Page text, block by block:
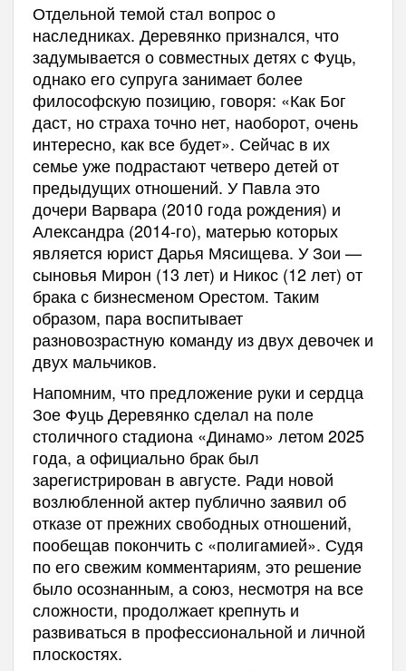
Отдельной темой стал вопрос о
наследниках. Деревянко признался, что
задумывается о совместных детях с Фуць,
однако его супруга занимает более
философскую позицию, говоря: «Как Бог
даст, но страха точно нет, наоборот, очень
интересно, как все будет». Сейчас в их
семье уже подрастают четверо детей от
предыдущих отношений. У Павла это
дочери Варвара (2010 года рождения) и
Александра (2014-го), матерью которых
является юрист Дарья Мясищева. У Зои —
сыновья Мирон (13 лет) и Никос (12 лет) от
брака с бизнесменом Орестом. Таким
образом, пара воспитывает
разновозрастную команду из двух девочек и
двух мальчиков.
Напомним, что предложение руки и сердца
Зое Фуць Деревянко сделал на поле
столичного стадиона «Динамо» летом 2025
года, а официально брак был
зарегистрирован в августе. Ради новой
возлюбленной актер публично заявил об
отказе от прежних свободных отношений,
пообещав покончить с «полигамией». Судя
по его свежим комментариям, это решение
было осознанным, а союз, несмотря на все
сложности, продолжает крепнуть и
развиваться в профессиональной и личной
плоскостях.